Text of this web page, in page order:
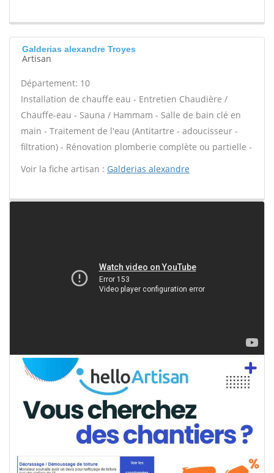
Galderias alexandre Troyes
Artisan
Département: 10
Installation de chauffe eau - Entretien Chaudière /
Chauffe-eau - Sauna / Hammam - Salle de bain clé en
main - Traitement de l'eau (Antitartre - adoucisseur -
filtration) - Rénovation plomberie complète ou partielle -
Voir la fiche artisan : Galderias alexandre